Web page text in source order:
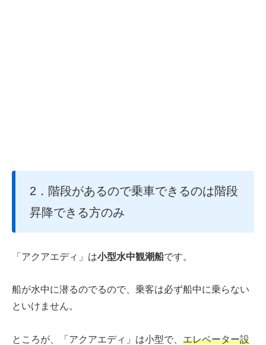
2．階段があるので乗車できるのは階段
昇降できる方のみ
「アクアエディ」は小型水中観潮船です。
船が水中に潜るのでるので、乗客は必ず船中に乗らない
といけません。
ところが、「アクアエディ」は小型で、 エレベーター設